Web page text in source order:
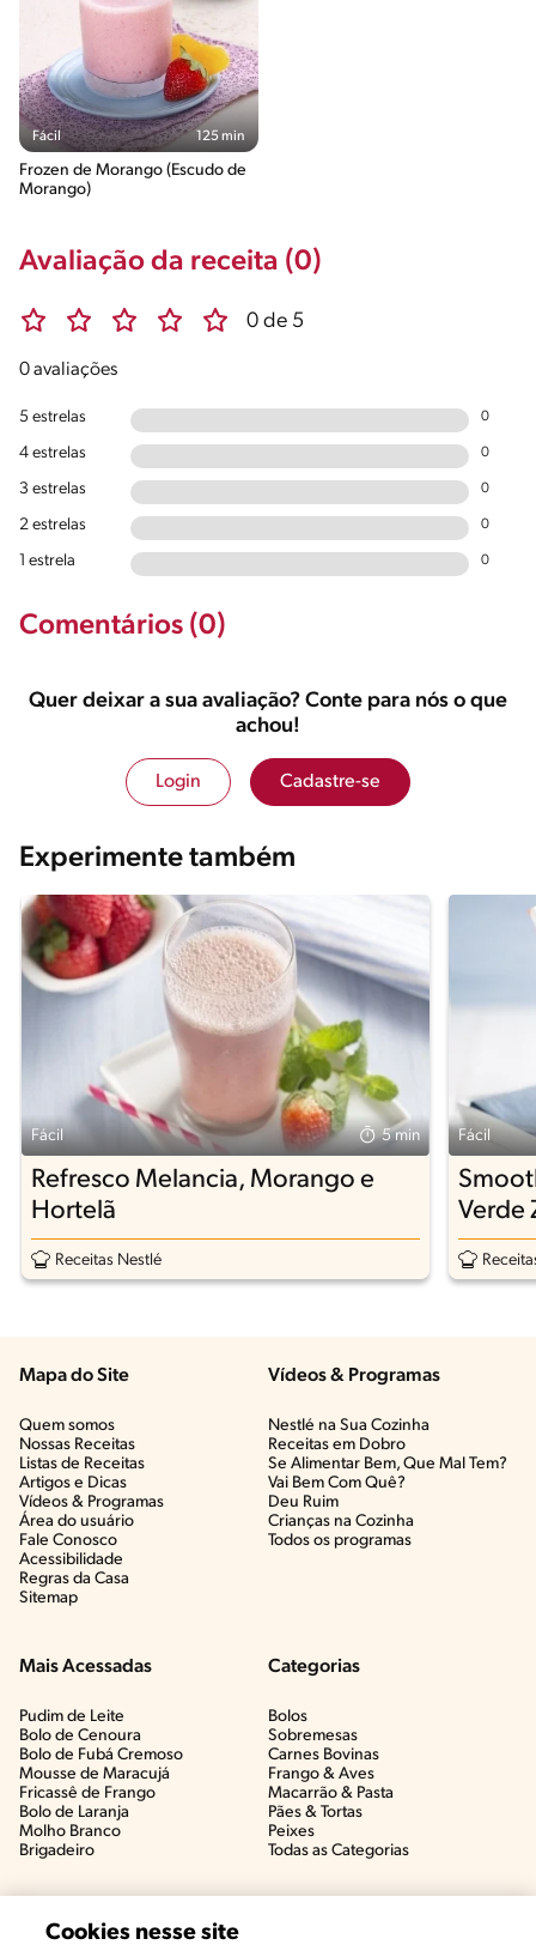
Fácil 125 min
Frozen de Morango (Escudo de
Morango)
Avaliação da receita (0)
0 de 5
0 avaliações
5 estrelas 0
4 estrelas 0
3 estrelas 0
2 estrelas 0
1 estrela 0
Comentários (0)
Quer deixar a sua avaliação? Conte para nós o que
achou!
Login Cadastre-se
Experimente também
Fácil 5 min
Refresco Melancia, Morango e
Hortelã
Receitas Nestlé
Fácil
Verde
Mapa do Site
Quem somos
Nossas Receitas
Listas de Receitas​
Artigos e Dicas​
Vídeos & Programas​
Área do usuário
Fale Conosco
Acessibilidade
Regras da Casa
Sitemap
Vídeos & Programas​
Nestlé na Sua Cozinha
Receitas em Dobro
Se Alimentar Bem, Que Mal Tem?​
Vai Bem Com Quê?​
Deu Ruim​
Crianças na Cozinha​
Todos os programas
Mais Acessadas
Pudim de Leite
Bolo de Cenoura
Bolo de Fubá Cremoso
Mousse de Maracujá
Fricassê de Frango
Bolo de Laranja
Molho Branco
Brigadeiro
Categorias
Bolos
Sobremesas
Carnes Bovinas​
Frango & Aves​
Macarrão & Pasta​
Pães & Tortas​
Peixes
Todas as Categorias
Cookies nesse site